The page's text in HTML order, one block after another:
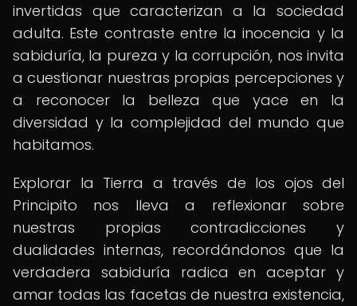
invertidas que caracterizan a la sociedad
adulta. Este contraste entre la inocencia y la
sabiduría, la pureza y la corrupción, nos invita
a cuestionar nuestras propias percepciones y
a reconocer la belleza que yace en la
diversidad y la complejidad del mundo que
habitamos.
Explorar la Tierra a través de los ojos del
Principito nos lleva a reflexionar sobre
nuestras propias contradicciones y
dualidades internas, recordándonos que la
verdadera sabiduría radica en aceptar y
amar todas las facetas de nuestra existencia,